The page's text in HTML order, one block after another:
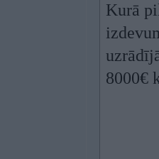
Kurā
8000€